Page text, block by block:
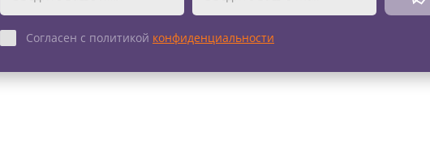
Согласен с политикой конфиденциальности